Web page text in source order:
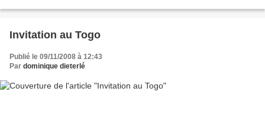
Invitation au Togo
Publié le 09/11/2008 à 12:43
Par dominique dieterlé